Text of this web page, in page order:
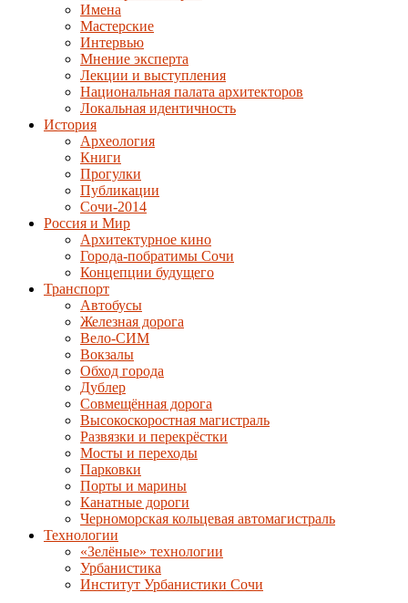
Имена
Мастерские
Интервью
Мнение эксперта
Лекции и выступления
Национальная палата архитекторов
Локальная идентичность
История
Археология
Книги
Прогулки
Публикации
Сочи-2014
Россия и Мир
Архитектурное кино
Города-побратимы Сочи
Концепции будущего
Транспорт
Автобусы
Железная дорога
Вело-СИМ
Вокзалы
Обход города
Дублер
Совмещённая дорога
Высокоскоростная магистраль
Развязки и перекрёстки
Мосты и переходы
Парковки
Порты и марины
Канатные дороги
Черноморская кольцевая автомагистраль
Технологии
«Зелёные» технологии
Урбанистика
Институт Урбанистики Сочи